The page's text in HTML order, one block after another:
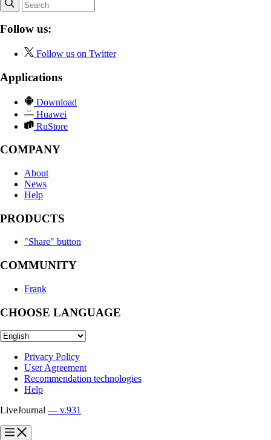
Follow us:
Follow us on Twitter
Applications
Download
Huawei
RuStore
COMPANY
About
News
Help
PRODUCTS
"Share" button
COMMUNITY
Frank
CHOOSE LANGUAGE
Privacy Policy
User Agreement
Recommendation technologies
Help
LiveJournal — v.931
?
?